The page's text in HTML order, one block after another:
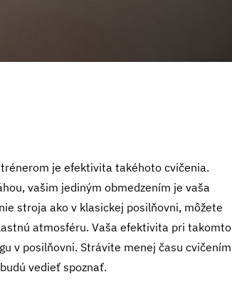
je efektivita takéhoto cvičenia.
vašim jediným obmedzením je vaša
stroja ako v klasickej posilňovni, môžete
atmosféru. Vaša efektivita pri takomto
v posilňovni. Strávite menej času cvičením
vedieť spoznať.